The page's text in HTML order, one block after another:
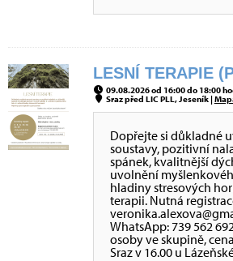
LESNÍ TERAPIE
09.08.2026 od 16:00 do 18:00
Sraz před LIC PLL, Jeseník |
Dopřejte si důkladné
soustavy, pozitivní
spánek, kvalitnější
uvolnění
hladiny stresových
terapii. Nutná
WhatsApp: 739 562
osoby ve skupině,
Sraz v 16.00 u